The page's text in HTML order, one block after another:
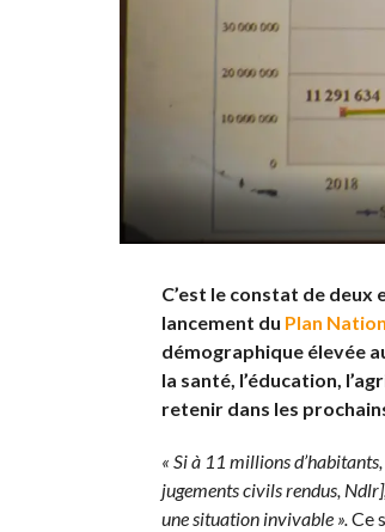
C’est le constat de
lancement du Plan
démographique élevée
la santé, l’éducation,
retenir dans les
« Si à 11 millions
jugements civils rendus,
une situation invivable ».Ce